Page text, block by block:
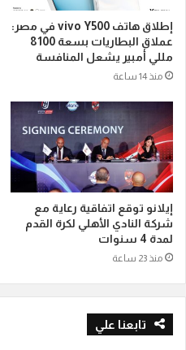
إطلاق هاتف vivo Y500 في مصر:
عملاق البطاريات بسعة 8100
مللي أمبير يشعل المنافسة
منذ 14 ساعة
إيلانو توقع اتفاقية رعاية مع
شركة النادي الأهلي لكرة القدم
لمدة 4 سنوات
منذ 23 ساعة
تابعنا علي